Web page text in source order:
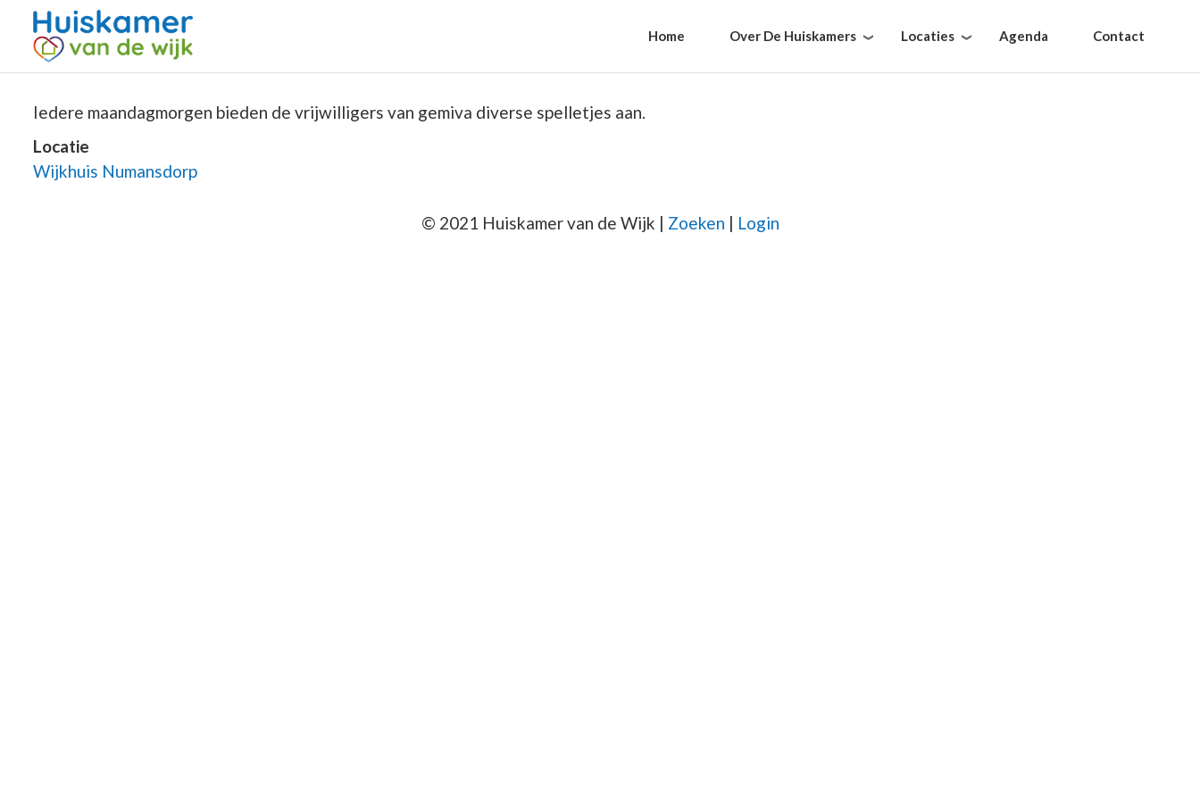
Home Over De Huiskamers Locaties Agenda Contact
Iedere maandagmorgen bieden de vrijwilligers van gemiva diverse spelletjes aan.
Locatie
Wijkhuis Numansdorp
© 2021 Huiskamer van de Wijk | Zoeken | Login